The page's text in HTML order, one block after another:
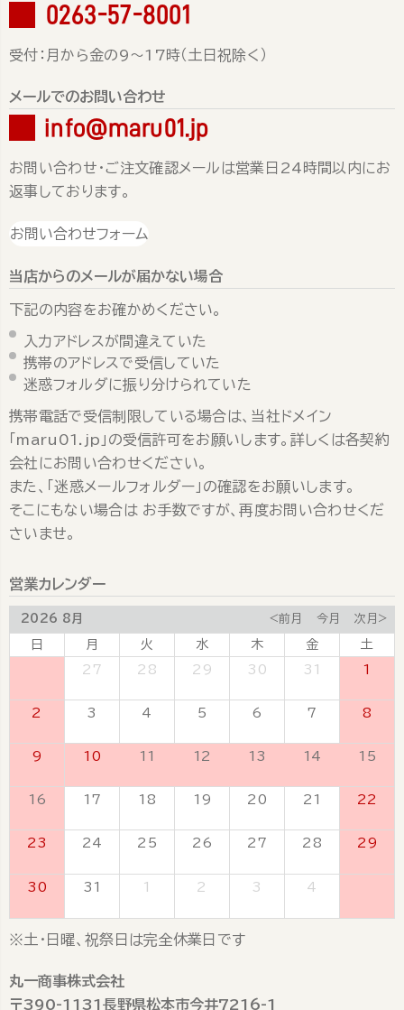
0263-57-8001
受付：月から金の9～17時（土日祝除く）
メールでのお問い合わせ
info@maru01.jp
お問い合わせ・ご注文確認メールは営業日24時間以内にお
返事しております。
お問い合わせフォーム
当店からのメールが届かない場合
下記の内容をお確かめください。
入力アドレスが間違えていた
携帯のアドレスで受信していた
迷惑フォルダに振り分けられていた
携帯電話で受信制限している場合は、当社ドメイン
「maru01.jp」の受信許可をお願いします。詳しくは各契約
会社にお問い合わせください。
また、「迷惑メールフォルダー」の確認をお願いします。
そこにもない場合は お手数ですが、再度お問い合わせくだ
さいませ。
営業カレンダー
2026 8月 <前月 今月 次月>
日 月 火 水 木 金
土
27 28 29 30 31 1
2 3 4 5 6 7 8
9 10 11 12 13 14 15
16 17 18 19 20 21 22
23 24 25 26 27 28 29
30 31 1 2 3 4
※土・日曜、祝祭日は完全休業日です
丸一商事株式会社
〒390-1131長野県松本市今井7216-1